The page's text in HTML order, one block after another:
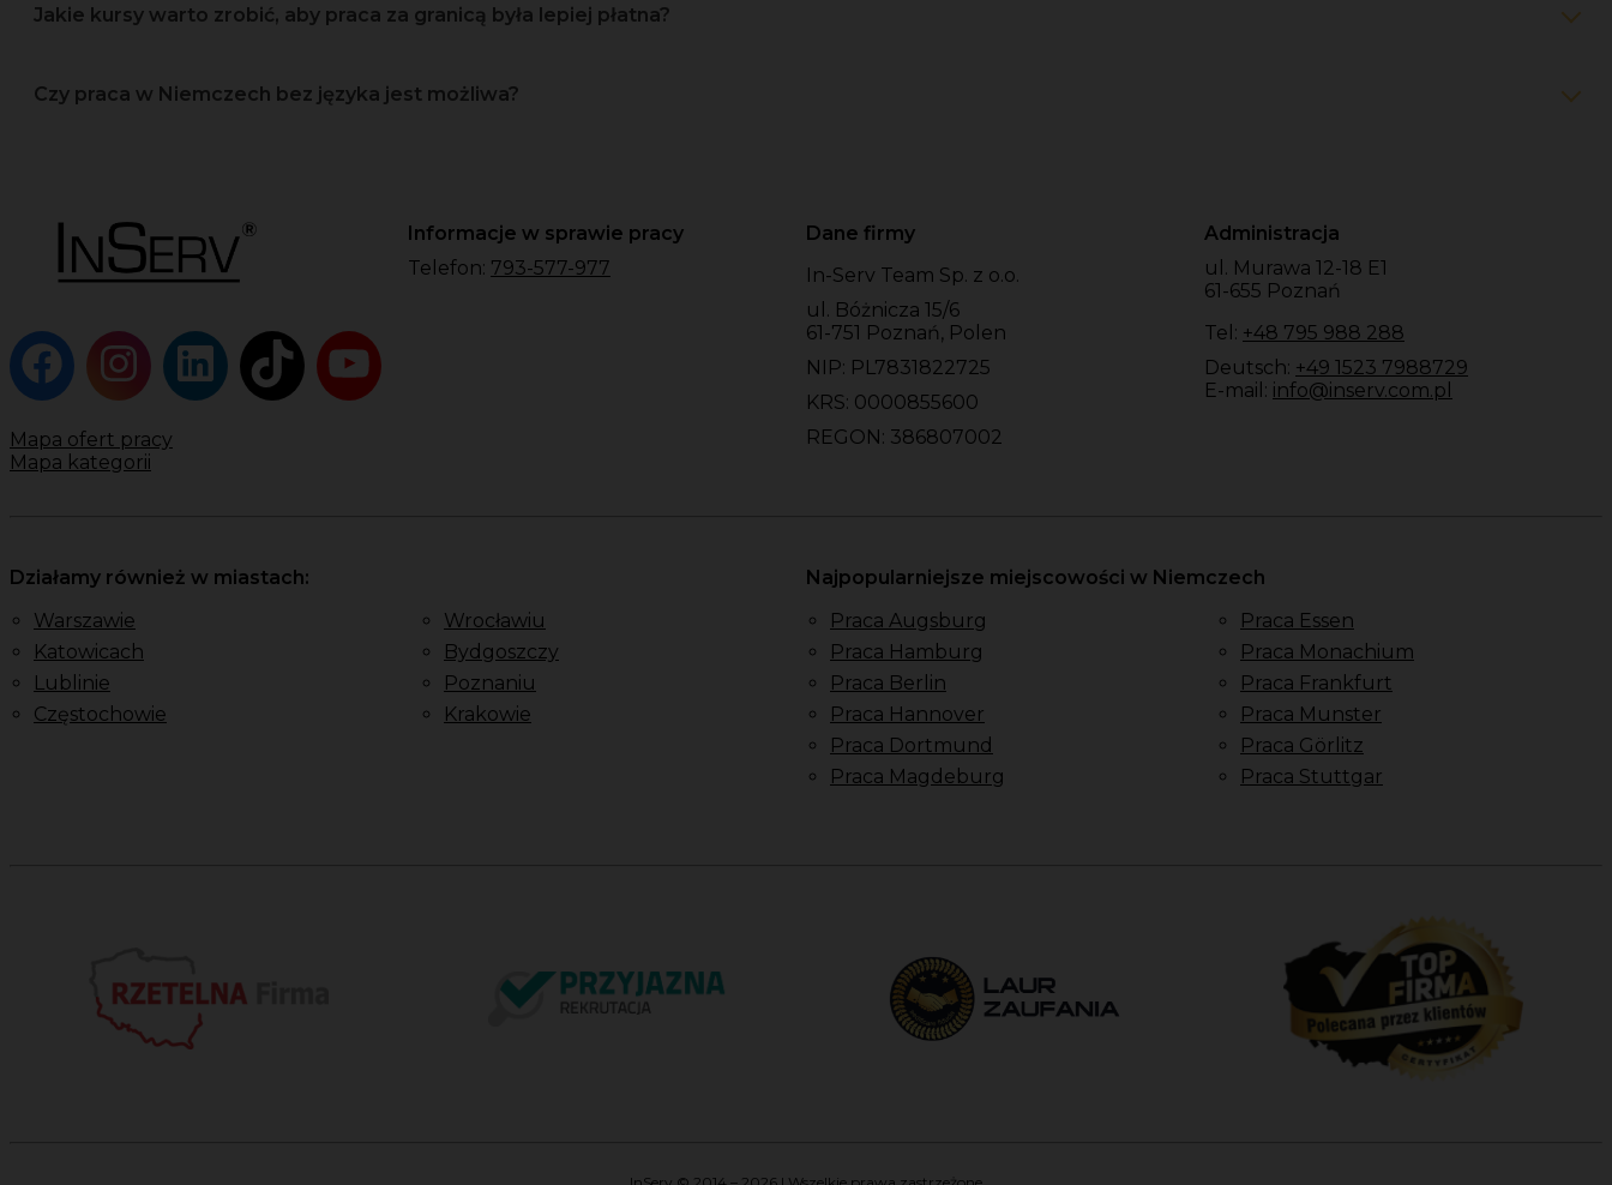
Jakie kursy warto zrobić, aby praca za granicą była lepiej płatna?
Czy praca w Niemczech bez języka jest możliwa?
Mapa ofert pracy
Mapa kategorii
Informacje w sprawie pracy
Telefon: 793-577-977
Dane firmy
In-Serv Team Sp. z o.o.
ul. Bóżnicza 15/6
61-751 Poznań, Polen
NIP: PL7831822725
KRS: 0000855600
REGON: 386807002
Administracja
ul. Murawa 12-18 E1
61-655 Poznań
Tel: +48 795 988 288
Deutsch: +49 1523 7988729
E-mail: info@inserv.com.pl
Działamy również w miastach:
Warszawie
Katowicach
Lublinie
Częstochowie
Wrocławiu
Bydgoszczy
Poznaniu
Krakowie
Najpopularniejsze miejscowości w Niemczech
Praca Augsburg
Praca Hamburg
Praca Berlin
Praca Hannover
Praca Dortmund
Praca Magdeburg
Praca Essen
Praca Monachium
Praca Frankfurt
Praca Munster
Praca Görlitz
Praca Stuttgar